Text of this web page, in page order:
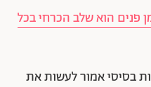
פנים הוא שלב הכרחי בכל
בסיסי אמור לעשות את